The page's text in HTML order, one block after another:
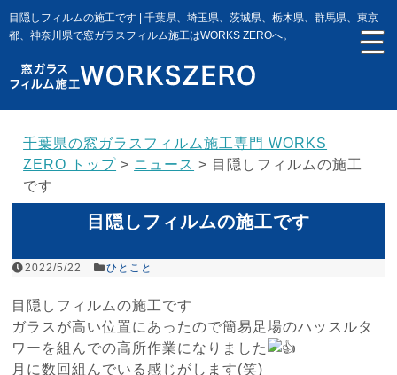
目隠しフィルムの施工です | 千葉県、埼玉県、茨城県、栃木県、群馬県、東京
都、神奈川県で窓ガラスフィルム施工はWORKS ZEROへ。
千葉県の窓ガラスフィルム施工専門 WORKS
ZERO トップ > ニュース > 目隠しフィルムの施工
です
目隠しフィルムの施工です
2022/5/22 ひとこと
目隠しフィルムの施工です
ガラスが高い位置にあったので簡易足場のハッスルタ
ワーを組んでの高所作業になりました
月に数回組んでいる感じがします(笑)